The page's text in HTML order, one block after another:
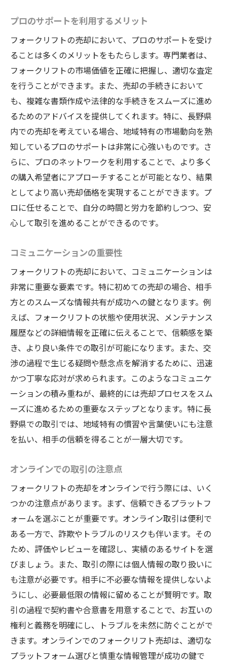
プロのサポートを利用するメリット
フォークリフトの売却において、プロのサポートを受け
ることは多くのメリットをもたらします。専門業者は、
フォークリフトの市場価値を正確に把握し、適切な査定
を行うことができます。また、売却の手続きにおいて
も、複雑な書類作成や法律的な手続きをスムーズに進め
るためのアドバイスを提供してくれます。特に、長野県
内での売却を考えている場合、地域特有の市場動向を熟
知しているプロのサポートは非常に心強いものです。さ
らに、プロのネットワークを利用することで、より多く
の購入希望者にアプローチすることが可能となり、結果
としてより高い売却価格を実現することができます。プ
ロに任せることで、自分の時間と労力を節約しつつ、安
心して取引を進めることができるのです。
コミュニケーションの重要性
フォークリフトの売却において、コミュニケーションは
非常に重要な要素です。特に初めての売却の場合、相手
方とのスムーズな情報共有が成功への鍵となります。例
えば、フォークリフトの状態や使用状況、メンテナンス
履歴などの詳細情報を正確に伝えることで、信頼感を築
き、より良い条件での取引が可能になります。また、交
渉の過程で生じる疑問や懸念点を解消するために、迅速
かつ丁寧な応対が求められます。このようなコミュニケ
ーションの積み重ねが、最終的には売却プロセスをスム
ーズに進めるための重要なステップとなります。特に長
野県での取引では、地域特有の慣習や言葉使いにも注意
を払い、相手の信頼を得ることが一層大切です。
オンラインでの取引の注意点
フォークリフトの売却をオンラインで行う際には、いく
つかの注意点があります。まず、信頼できるプラットフ
ォームを選ぶことが重要です。オンライン取引は便利で
ある一方で、詐欺やトラブルのリスクも伴います。その
ため、評価やレビューを確認し、実績のあるサイトを選
びましょう。また、取引の際には個人情報の取り扱いに
も注意が必要です。相手に不必要な情報を提供しないよ
うにし、必要最低限の情報に留めることが賢明です。取
引の過程で契約書や合意書を用意することで、お互いの
権利と義務を明確にし、トラブルを未然に防ぐことがで
きます。オンラインでのフォークリフト売却は、適切な
プラットフォーム選びと慎重な情報管理が成功の鍵で